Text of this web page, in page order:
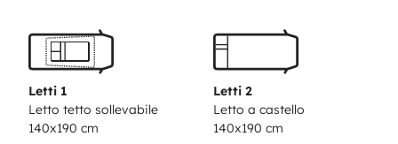
férias de Verão ou Inverno, graças ao seu sistema de
aquecimento.
confortáveis, dispõe de 3 camas de casal.
vai equipada com todos os consumíveis incluídos,
como líquido sanitário, papel higiénico, guardanapos,
Letti 1
Letto tetto sollevabile
140x190 cm
Letti 2
Letto a castello
140x190 cm